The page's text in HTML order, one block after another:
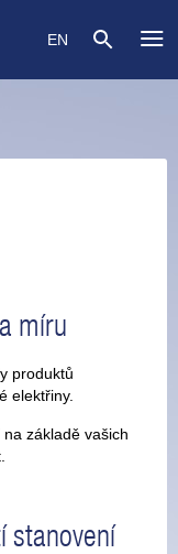
EN
míru
produktů
elektřiny.
základě vašich
stanovení